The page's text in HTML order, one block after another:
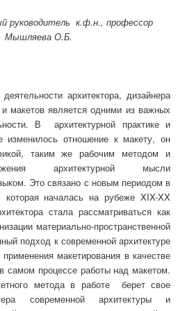
руководитель к.ф.н., профессор
Мышляева О.Б.
архитектора, дизайнера
макетов является одними из важных
В архитектурной практике и
изменилось отношение к макету, он
таким же рабочим методом и
архитектурной мысли
Это связано с новым периодом в
которая началась на рубеже XIX-XX
стала рассматриваться как
материально-пространственной
подход к современной архитектуре
макетирования в качестве
самом процессе работы над макетом.
метода в работе берет свое
современной архитектуры и